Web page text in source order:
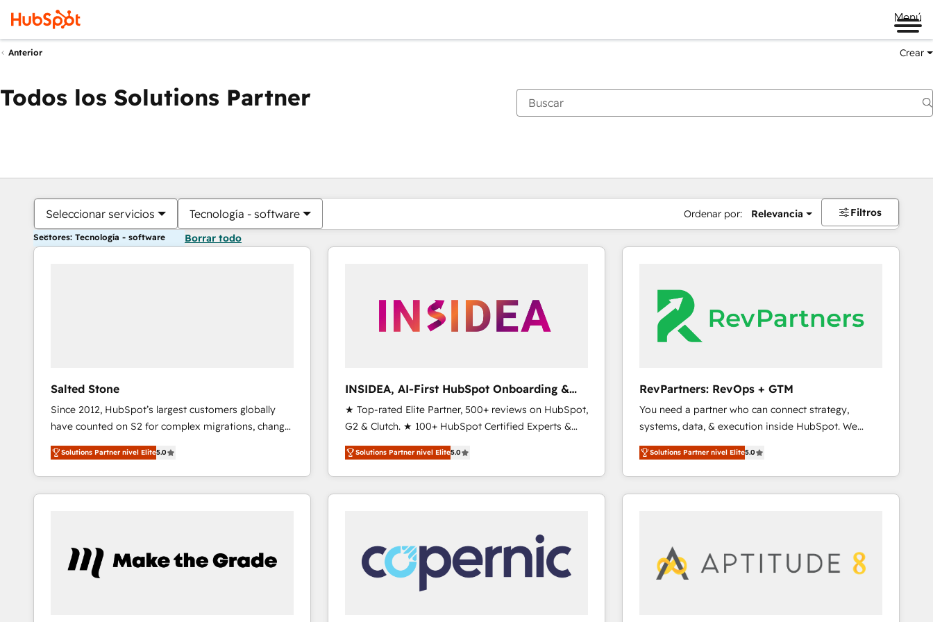
Menú
Anterior Crear
Todos los Solutions Partner
Seleccionar servicios Tecnología - software Ordenar por: Relevancia Filtros
Sectores: Tecnología - software Borrar todo
Salted Stone
Since 2012, HubSpot’s largest customers globally
have counted on S2 for complex migrations, change
management, systems integration, and creative
solutions that deliver measurable impact and
transform brand experiences As one of the few full-
service creative agencies in the HubSpot
marketing campaigns, & RevOps frameworks that
fuel long-term success We connect the entire
Solutions Partner nivel Elite5.0
INSIDEA, AI-First HubSpot Onboarding &
RevOps
★ Top-rated Elite Partner, 500+ reviews on HubSpot,
G2 & Clutch. ★ 100+ HubSpot Certified Experts &
Trainers across the team ★ 1,500+ implementations
across five continents ★ AI-First, RevOps-led,
Onboarding obsessed ★ Company of the Year
2024/25 INSIDEA helps growing companies turn
workflows that drive adoption from week one, in
your time zone. What we do ➤ Onboarding: Live in
weeks, with workflows built around your business,
not a template. ➤ Migration: Move from any legacy
Solutions Partner nivel Elite5.0
RevPartners: RevOps + GTM
You need a partner who can connect strategy,
systems, data, & execution inside HubSpot. We
bridge the gap where most agencies fall short by
combining GTM strategy with technical execution to
solve the right problem with the right solution. As the
only firm in the world to hold Elite Partner
market execution. Why B2B Businesses Choose RP: -
Secure: Soc2 compliant 🛡️ - Pricing: Implementations
Solutions Partner nivel Elite5.0
Estás actualmente enPágina
PáginaPáginaPáginaPáginaPáginaPáginaPáginaPáginaPáginaPágina